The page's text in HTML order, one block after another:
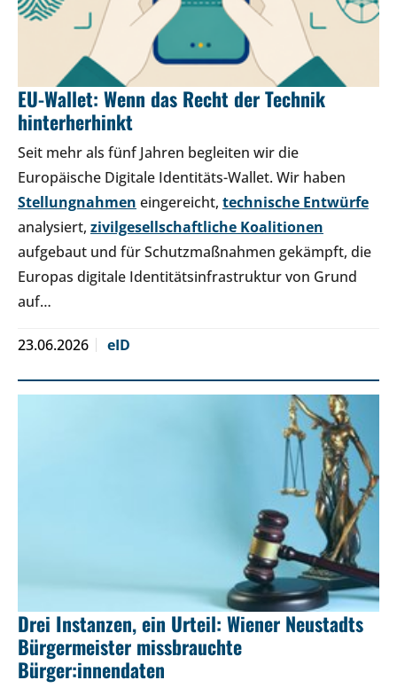
EU-Wallet: Wenn das Recht der Technik
hinterherhinkt
Seit mehr als fünf Jahren begleiten wir die
Europäische Digitale Identitäts-Wallet. Wir haben
Stellungnahmen eingereicht, technische Entwürfe
analysiert, zivilgesellschaftliche Koalitionen
aufgebaut und für Schutzmaßnahmen gekämpft, die
Europas digitale Identitätsinfrastruktur von Grund
auf…
23.06.2026 eID
Drei Instanzen, ein Urteil: Wiener Neustadts
Bürgermeister missbrauchte
Bürger:innendaten